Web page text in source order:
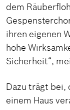
dem
ihren eigenen
hohe
Sicherheit“,
Dazu trägt bei,
einem Haus